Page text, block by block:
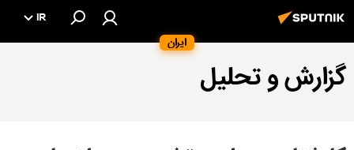
ایران
IR
گزارش و تحلیل